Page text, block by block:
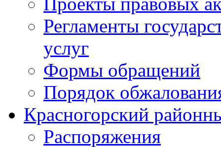
Регламенты
услуг
Формы обращений
Порядок
Красногорский
Распоряжения